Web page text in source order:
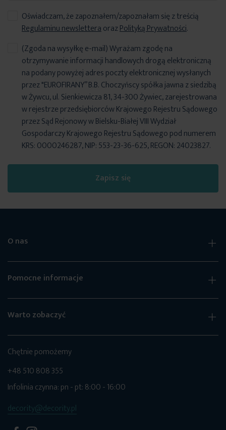
Oświadczam, że zapoznałem/zapoznałam się z treścią
Regulaminu newsletteraorazPolityką Prywatności.
Zapisz się
(Zgoda na wysyłkę e-mail) Wyrażam zgodę na
otrzymywanie informacji handlowych drogą elektroniczną
na podany powyżej adres poczty elektronicznej wysłanych
przez "EUROFIRANY” B.B. Choczyńscy spółka jawna z siedzibą
w Żywcu, ul. Sienkiewicza 81, 34-300 Żywiec, zarejestrowana
w rejestrze przedsiębiorców Krajowego Rejestru Sądowego
przez Sąd Rejonowy w Bielsku-Białej VIII Wydział
Gospodarczy Krajowego Rejestru Sądowego pod numerem
KRS: 0000246287, NIP: 553-23-36-625, REGON: 24023827.
O nas
Pomocne informacje
Warto zobaczyć
Chętnie pomożemy
+48 510 808 355
Infolinia czynna: pn - pt: 8:00 - 16:00
decority@decority.pl